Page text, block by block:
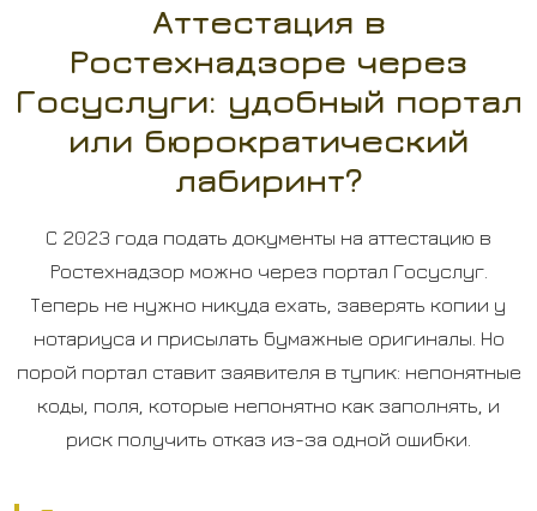
Аттестация в
Ростехнадзоре через
Госуслуги: удобный портал
или бюрократический
лабиринт?
С 2023 года подать документы на аттестацию в
Ростехнадзор можно через портал Госуслуг.
Теперь не нужно никуда ехать, заверять копии у
нотариуса и присылать бумажные оригиналы. Но
порой портал ставит заявителя в тупик: непонятные
коды, поля, которые непонятно как заполнять, и
риск получить отказ из-за одной ошибки.